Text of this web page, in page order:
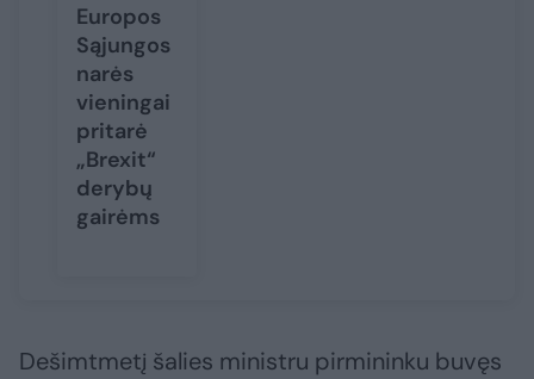
Europos
Sąjungos
narės
vieningai
pritarė
„Brexit“
derybų
gairėms
Dešimtmetį šalies ministru pirmininku buvęs